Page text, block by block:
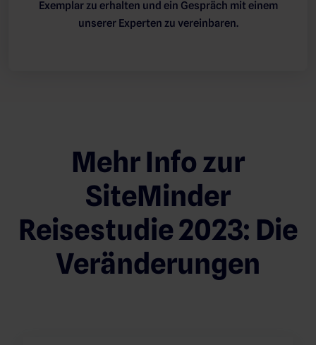
Exemplar zu erhalten und ein Gespräch mit einem
unserer Experten zu vereinbaren.
Mehr Info zur
SiteMinder
Reisestudie 2023: Die
Veränderungen